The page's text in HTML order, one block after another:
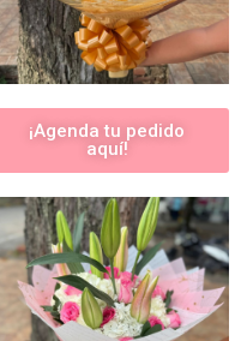
¡Agenda tu pedido
aquí!